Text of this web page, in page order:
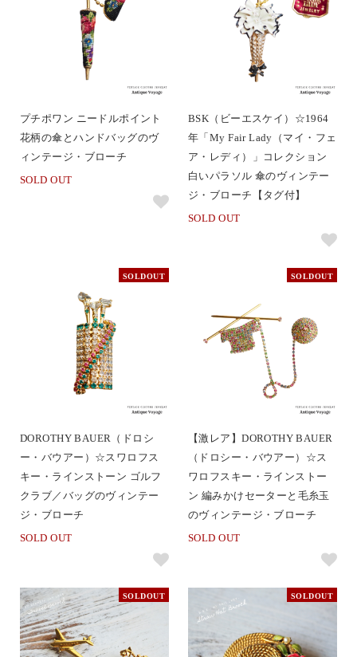
プチポワン ニードルポイント
花柄の傘とハンドバッグのヴ
ィンテージ・ブローチ
SOLD OUT
BSK（ビーエスケイ）☆1964
年「My Fair Lady（マイ・フェ
ア・レディ）」コレクション
白いパラソル 傘のヴィンテー
ジ・ブローチ【タグ付】
SOLD OUT
SOLDOUT
DOROTHY BAUER（ドロシ
ー・バウアー）☆スワロフス
キー・ラインストーン ゴルフ
クラブ／バッグのヴィンテー
ジ・ブローチ
SOLD OUT
SOLDOUT
【激レア】DOROTHY BAUER
（ドロシー・バウアー）☆ス
ワロフスキー・ラインストー
ン 編みかけセーターと毛糸玉
のヴィンテージ・ブローチ
SOLD OUT
SOLDOUT SOLDOUT